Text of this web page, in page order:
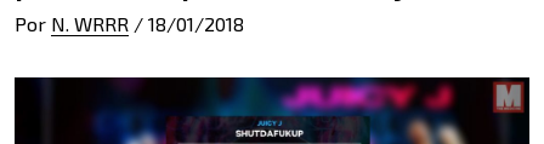
Por N. WRRR / 18/01/2018